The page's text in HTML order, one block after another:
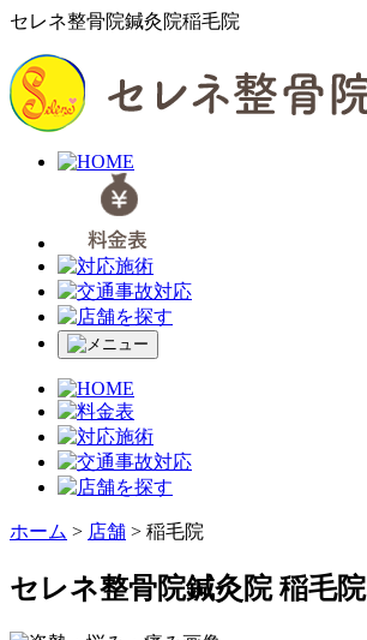
セレネ整骨院鍼灸院稲毛院
ホーム > 店舗 > 稲毛院
セレネ整骨院鍼灸院 稲毛院